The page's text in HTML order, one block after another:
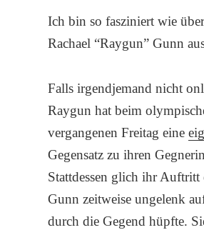
Ich bin so fasziniert wie
Rachael “Raygun” Gunn
Falls irgendjemand nicht
Raygun hat beim
vergangenen Freitag eine
Gegensatz zu ihren
Stattdessen glich ihr
Gunn zeitweise ungelenk
durch die Gegend hüpfte.